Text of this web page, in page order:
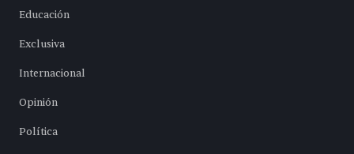
Educación
Exclusiva
Internacional
Opinión
Política